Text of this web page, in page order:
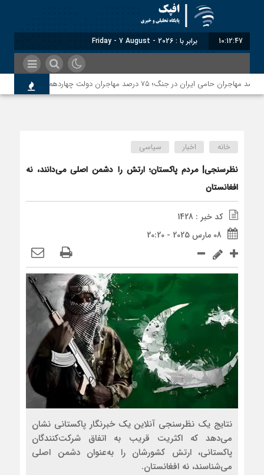
10:12:47 برابر با : Friday - 7 August - 2026
خانه اخبار سیاسی
نظرسنجی| مردم پاکستان؛ ارتش را دشمن اصلی می‌دانند، نه
افغانستان
کد خبر : 1428
08 مارس 2025 - 20:20
نتایج یک نظرسنجی آنلاین یک خبرنگار پاکستانی نشان
می‌دهد که اکثریت قریب به اتفاق شرکت‌کنندگان
پاکستانی، ارتش کشورشان را به‌عنوان دشمن اصلی
می‌شناسند، نه افغانستان.